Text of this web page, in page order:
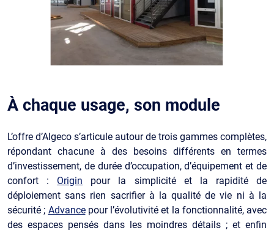
À chaque usage, son module
L’offre d’Algeco s’articule autour de trois gammes complètes,
répondant chacune à des besoins différents en termes
d’investissement, de durée d’occupation, d’équipement et de
confort : Origin pour la simplicité et la rapidité de
déploiement sans rien sacrifier à la qualité de vie ni à la
sécurité ; Advancepour l’évolutivité et la fonctionnalité, avec
des espaces pensés dans les moindres détails ; et enfin